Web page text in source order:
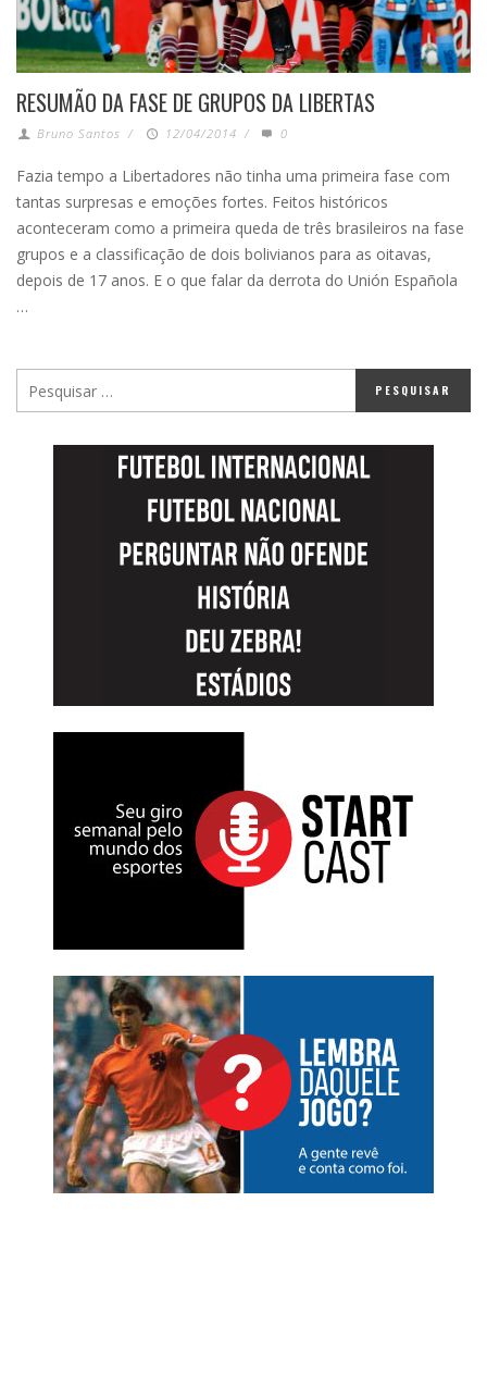
RESUMÃO DA FASE DE GRUPOS DA LIBERTAS
Bruno Santos / 12/04/2014 / 0
Fazia tempo a Libertadores não tinha uma primeira fase com
tantas surpresas e emoções fortes. Feitos históricos
aconteceram como a primeira queda de três brasileiros na fase
grupos e a classificação de dois bolivianos para as oitavas,
depois de 17 anos. E o que falar da derrota do Unión Española
…